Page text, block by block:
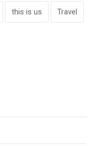
this is us Travel